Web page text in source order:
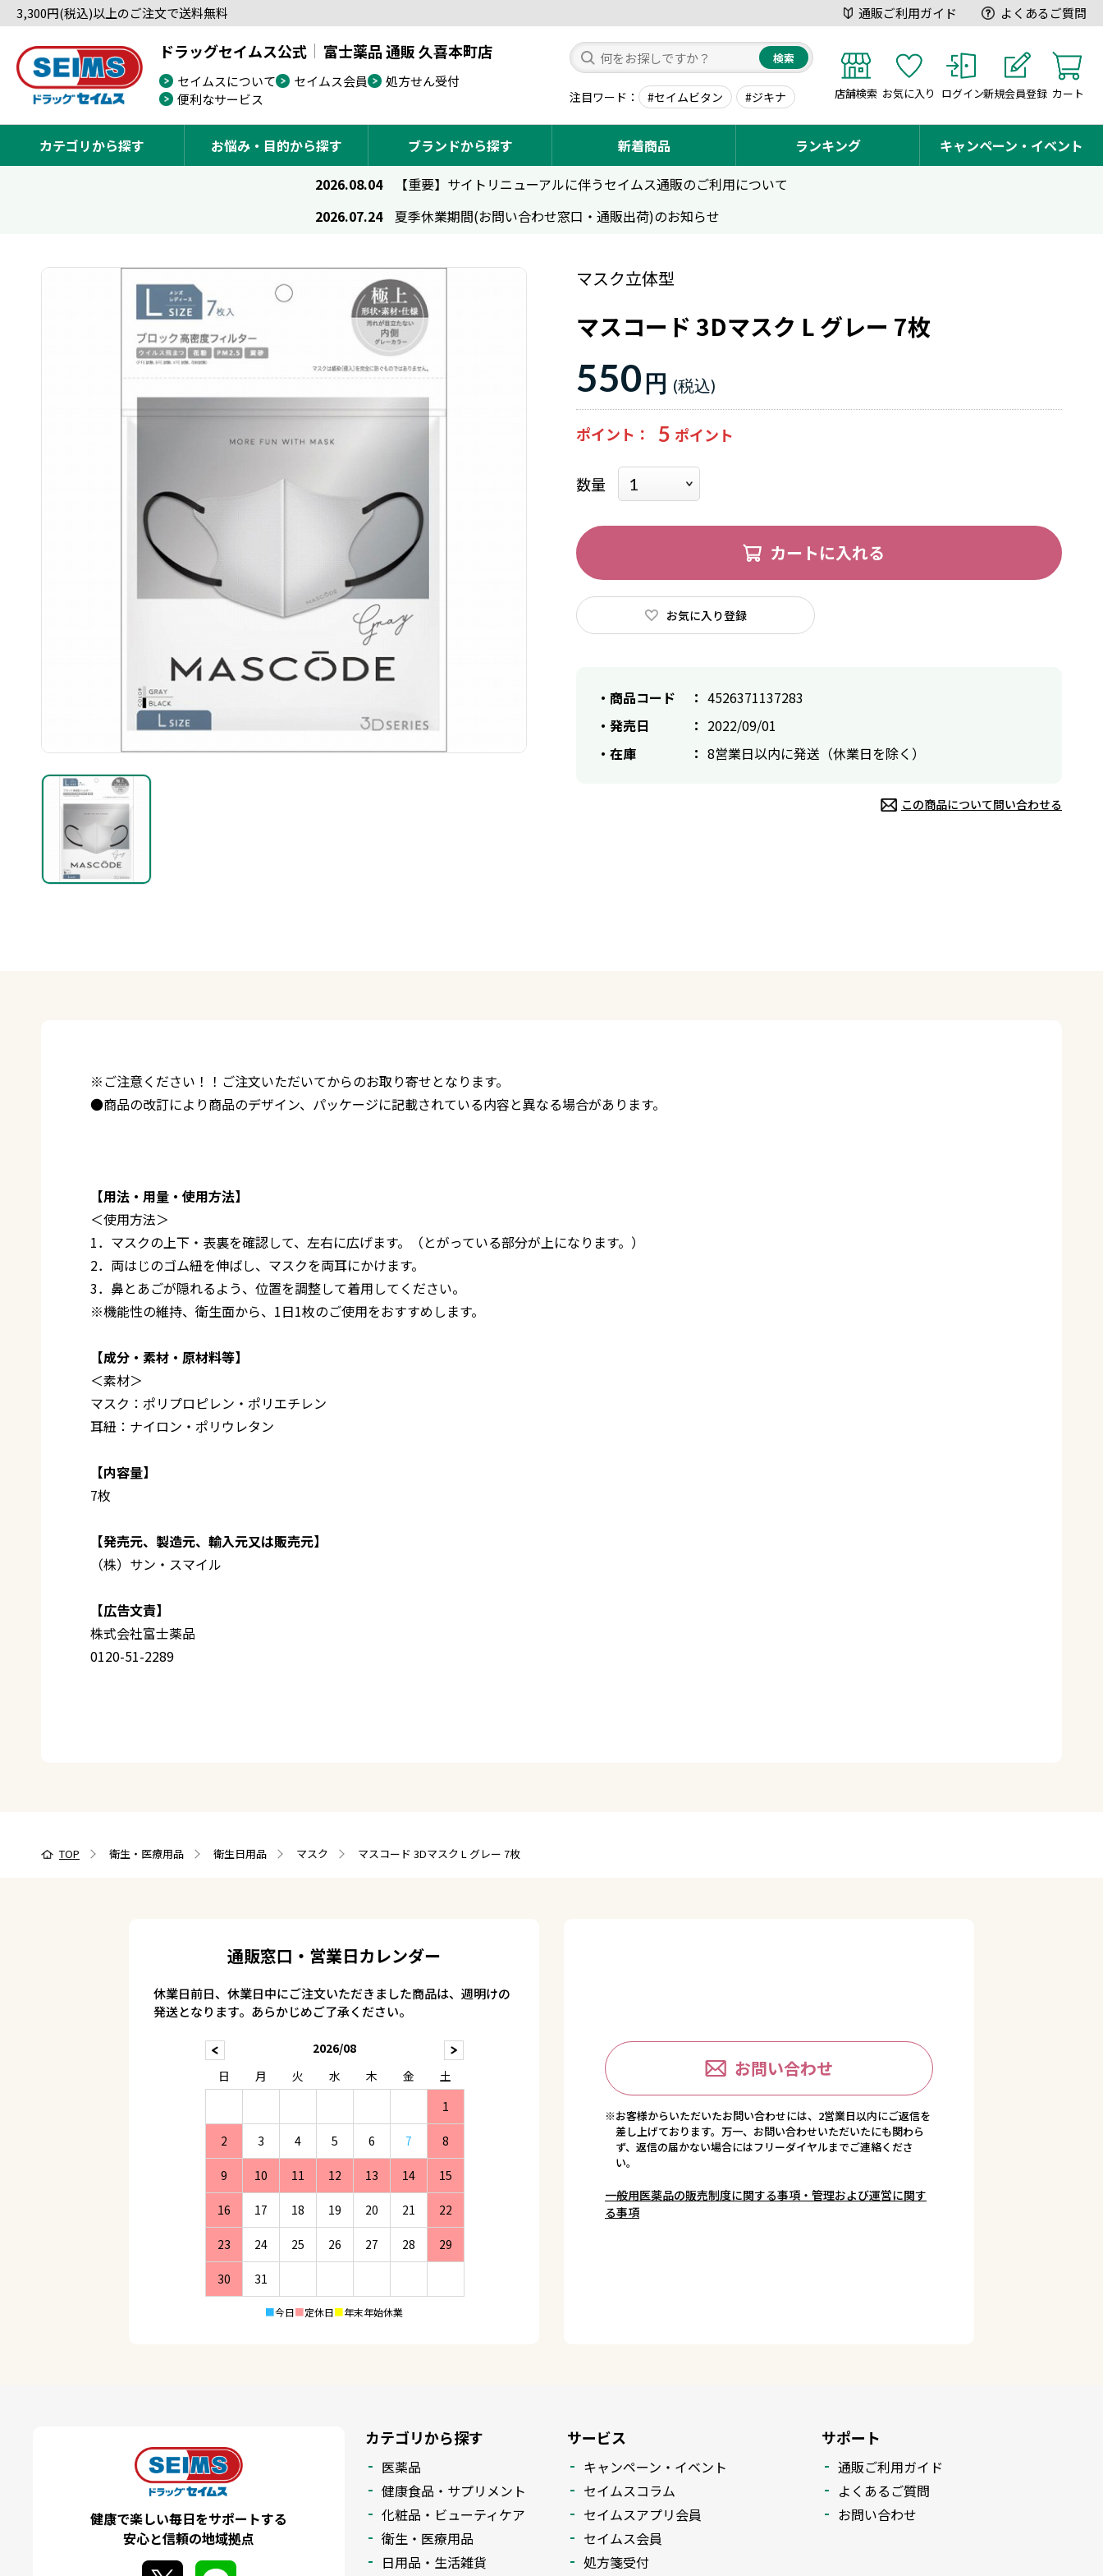
3,300円(税込)以上のご注文で送料無料 通販ご利用ガイド よくあるご質問
ドラッグセイムス公式 富士薬品 通販 久喜本町店
セイムスについて セイムス会員
処方せん受付
便利なサービス
検索
注目ワード #セイムビタン #ジキナ 店舗検索 お気に入り ログイン新規会員登録 カート
カテゴリから探す お悩み・目的から探す ブランドから探す 新着商品 ランキング
キャンペーン・イベント
2026.08.04
【重要】サイトリニューアルに伴うセイムス通販のご利用について
2026.07.24
夏季休業期間(お問い合わせ窓口・通販出荷)のお知らせ
マスク立体型
マスコード 3Dマスク L グレー 7枚
550 円
ポイント 5
数量
カートに入れる
お気に入り登録
商品コード
4526371137283
発売日
2022/09/01
在庫
8営業日以内に発送（休業日を除く）
この商品について問い合わせる
※ご注意ください！！ご注文いただいてからのお取り寄せとなります。
●商品の改訂により商品のデザイン、パッケージに記載されている内容と異なる場合があります。
【用法・用量・使用方法】
＜使用方法＞
1．マスクの上下・表裏を確認して、左右に広げます。（とがっている部分が上になります。）
2．両はじのゴム紐を伸ばし、マスクを両耳にかけます。
3．鼻とあごが隠れるよう、位置を調整して着用してください。
※機能性の維持、衛生面から、1日1枚のご使用をおすすめします。
【成分・素材・原材料等】
＜素材＞
マスク：ポリプロピレン・ポリエチレン
耳紐：ナイロン・ポリウレタン
【内容量】
7枚
【発売元、製造元、輸入元又は販売元】
（株）サン・スマイル
【広告文責】
株式会社富士薬品
0120-51-2289
TOP 衛生・医療用品 衛生日用品 マスク マスコード 3Dマスク L グレー 7枚
通販窓口・営業日カレンダー
休業日前日、休業日中にご注文いただきました商品は、週明けの
発送となります。あらかじめご了承ください。
2026/08
日
月 火 水 木 金
土
1
2 3 4 5 6 7 8
9 10 11 12 13 14 15
16 17 18 19 20 21 22
23 24 25 26 27 28 29
30 31
■今日■定休日■年末年始休業
お問い合わせ
※お客様からいただいたお問い合わせには、2営業日以内にご返信を
差し上げております。万一、お問い合わせいただいたにも関わら
ず、返信の届かない場合にはフリーダイヤルまでご連絡くださ
い。
一般用医薬品の販売制度に関する事項・管理および運営に関す
る事項
健康で楽しい毎日をサポートする
安心と信頼の地域拠点
カテゴリから探す
医薬品
健康食品・サプリメント
化粧品・ビューティケア
衛生・医療用品
日用品・生活雑貨
サービス
キャンペーン・イベント
セイムスコラム
セイムスアプリ会員
セイムス会員
処方箋受付
サポート
通販ご利用ガイド
よくあるご質問
お問い合わせ